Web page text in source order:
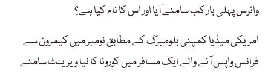
وائرس پہلی بار کب سامنے آیا اور اس کا نام کیا ہے؟
امریکی میڈیا کمپنی بلومبرگ کے مطابق نومبر میں کیمرون سے
فرانس واپس آنے والے ایک مسافر میں کورونا کا نیا ویرینٹ سامنے